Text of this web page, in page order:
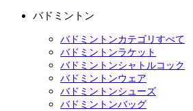
バドミントン
バドミントンカテゴリすべて
バドミントンラケット
バドミントンシャトルコック
バドミントンウェア
バドミントンシューズ
バドミントンバッグ